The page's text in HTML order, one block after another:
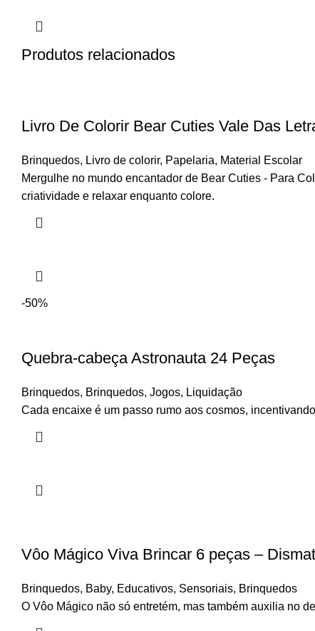
Produtos relacionados
Livro De Colorir Bear Cuties Vale Das
Brinquedos, Livro de colorir, Papelaria, Material Escolar
Mergulhe no mundo encantador de Bear Cuties - Para
criatividade e relaxar enquanto colore.
-50%
Quebra-cabeça Astronauta 24 Peças
Brinquedos, Brinquedos, Jogos, Liquidação
Cada encaixe é um passo rumo aos cosmos,
Vôo Mágico Viva Brincar 6 peças – Dismat
Brinquedos, Baby, Educativos, Sensoriais, Brinquedos
O Vôo Mágico não só entretém, mas também auxilia no